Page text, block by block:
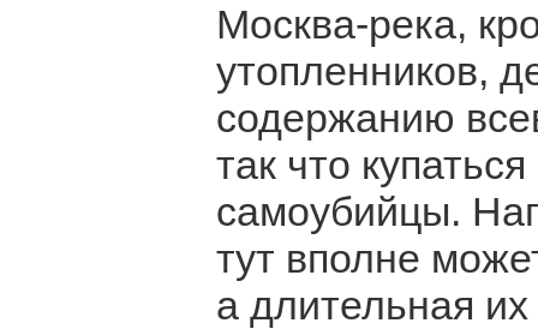
Москва-река,
утопленников,
содержанию
так что
самоубийцы.
тут вполне
а длительная их